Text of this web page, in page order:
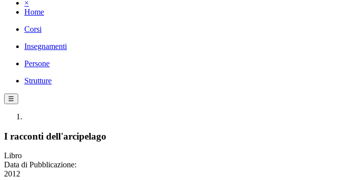
×
Home
Corsi
Insegnamenti
Persone
Strutture
☰
I racconti dell'arcipelago
Libro
Data di Pubblicazione:
2012